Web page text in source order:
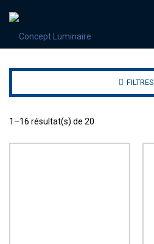
FILTRES
1–16 résultat(s) de 20